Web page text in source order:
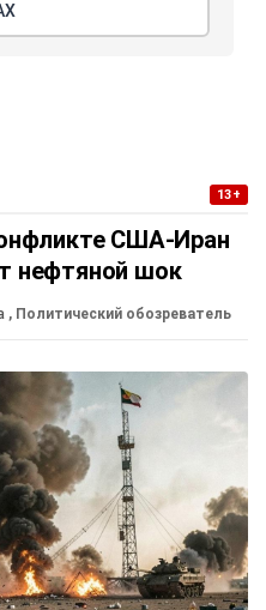
13+
США-Иран
нефтяной шок
, Политический обозреватель